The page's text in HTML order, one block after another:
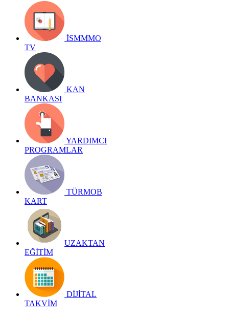
İSMMMO
TV
KAN
BANKASI
YARDIMCI
PROGRAMLAR
TÜRMOB
KART
UZAKTAN
EĞİTİM
DİJİTAL
TAKVİM